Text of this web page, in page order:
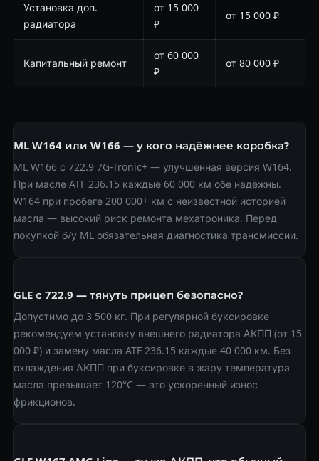
Установка доп.
радиатора
от 15 000
₽
от 15 000 ₽
Капитальный ремонт
от 60 000
₽
от 80 000 ₽
ML W164 или W166 — у кого надёжнее коробка?
ML W166 с 722.9 7G-Tronic+ — улучшенная версия W164.
При масле ATF 236.15 каждые 60 000 км обе надёжны.
W164 при пробеге 200 000+ км с неизвестной историей
масла — высокий риск ремонта мехатроника. Перед
покупкой б/у ML обязательная диагностика трансмиссии.
GLE с 722.9 — тянуть прицеп безопасно?
Допустимо до 3 500 кг. При регулярной буксировке
рекомендуем установку внешнего радиатора АКПП (от 15
000 ₽) и замену масла ATF 236.15 каждые 40 000 км. Без
охлаждения АКПП при буксировке в жару температура
масла превышает 120°C — это ускоренный износ
фрикционов.